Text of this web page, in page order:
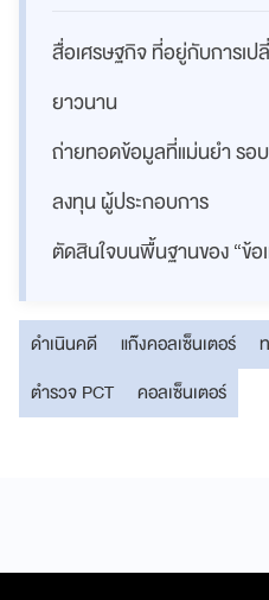
สื่อเศรษฐกิจ ที่อยู่กับการเป
ยาวนาน
ถ่ายทอดข้อมูลที่แม่นยำ รอ
ลงทุน ผู้ประกอบการ
ตัดสินใจบนพื้นฐานของ “ข้อ
ดำเนินคดี แก๊งคอลเซ็นเตอร์
ตำรวจ PCT
คอลเซ็นเตอร์